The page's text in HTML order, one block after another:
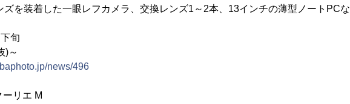
ズを装着した一眼レフカメラ、交換レンズ1～2本、13インチの薄型ノートPCな
旬
)～
news/496
リエ M